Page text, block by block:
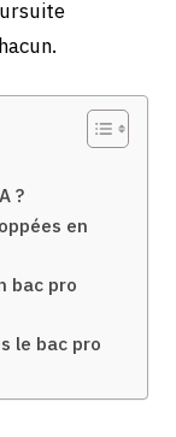
?
en
bac pro
le bac pro